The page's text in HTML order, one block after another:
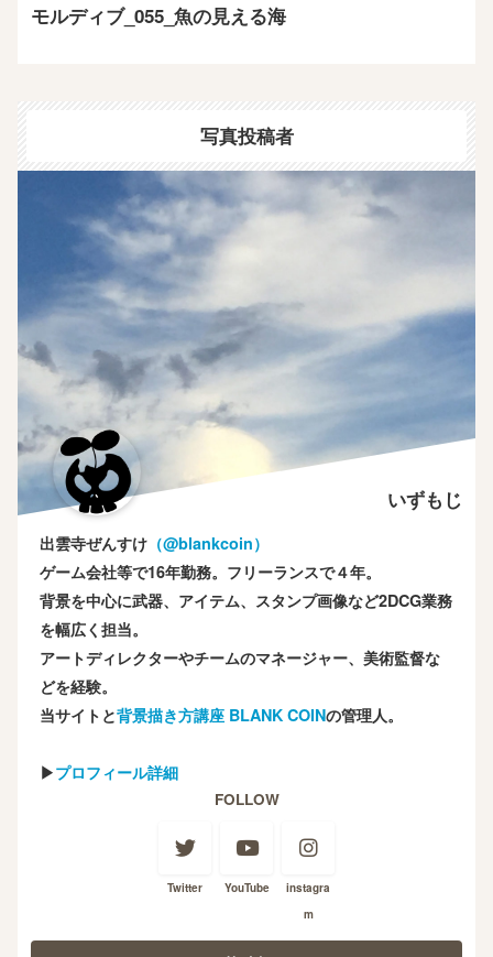
モルディブ_055_魚の見える海
写真投稿者
いずもじ
出雲寺ぜんすけ （‎@blankcoin）
ゲーム会社等で16年勤務。フリーランスで４年。
背景を中心に武器、アイテム、スタンプ画像など2DCG業務
を幅広く担当。
アートディレクターやチームのマネージャー、美術監督な
どを経験。
当サイトと背景描き方講座 BLANK COINの管理人。
▶プロフィール詳細
FOLLOW
Twitter YouTube
instagra
m